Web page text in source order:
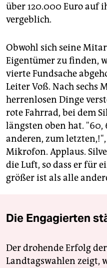
über 120.000 Euro auf
vergeblich.
Obwohl sich seine
Eigentümer zu finden,
vierte Fundsache
Leiter Voß. Nach sechs
herrenlosen Dinge
rote Fahrrad, bei dem
längsten oben hat. "60,
anderen, zum
Mikrofon. Applaus.
die Luft, so dass er für
größer ist als alle
Die Engagierten
Der drohende Erfolg
Landtagswahlen zeigt,